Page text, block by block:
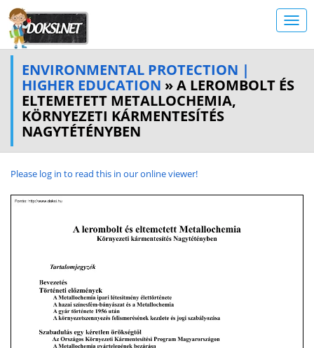
ENVIRONMENTAL PROTECTION |
HIGHER EDUCATION » A LEROMBOLT ÉS
ELTEMETETT METALLOCHEMIA,
KÖRNYEZETI KÁRMENTESÍTÉS
NAGYTÉTÉNYBEN
Please log in to read this in our online viewer!